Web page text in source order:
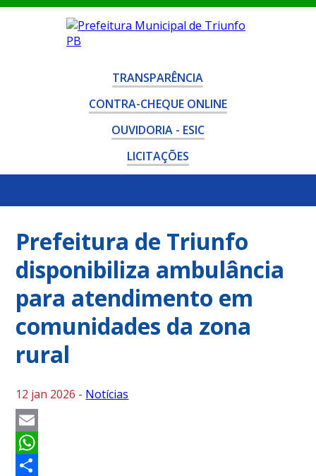
TRANSPARÊNCIA
CONTRA-CHEQUE ONLINE
OUVIDORIA - ESIC
LICITAÇÕES
Prefeitura de Triunfo
disponibiliza ambulância
para atendimento em
comunidades da zona
rural
12 jan 2026 - Notícias
Email
WhatsApp